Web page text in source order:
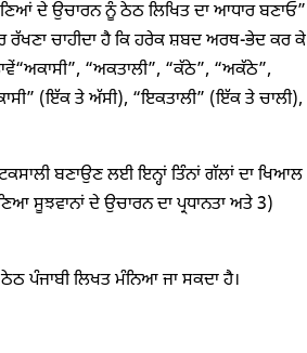
ਦੇ ਉਚਾਰਨ ਨੂੰ ਠੇਠ ਲਿਖਿਤ ਦਾ ਆਧਾਰ ਬਣਾਓ”
ਚਾਹੀਦਾ ਹੈ ਕਿ ਹਰੇਕ ਸ਼ਬਦ ਅਰਥ-ਭੇਦ ਕਰ ਕੇ
“ਅਕਤਾਲੀ”, “ਕੱਠੇ”, “ਅਕੱਠੇ”,
(ਇੱਕ ਤੇ ਅੱਸੀ), “ਇਕਤਾਲੀ” (ਇੱਕ ਤੇ ਚਾਲੀ),
ਬਣਾਉਣ ਲਈ ਇਨ੍ਹਾਂ ਤਿੰਨਾਂ ਗੱਲਾਂ ਦਾ ਖਿਆਲ
ਸੂਝਵਾਨਾਂ ਦੇ ਉਚਾਰਨ ਦਾ ਪ੍ਰਧਾਨਤਾ ਅਤੇ 3)
ਪੰਜਾਬੀ ਲਿਖਤ ਮੰਨਿਆ ਜਾ ਸਕਦਾ ਹੈ।